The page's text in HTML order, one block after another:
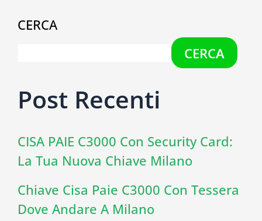
CERCA
CERCA
Post Recenti
CISA PAIE C3000 Con Security Card:
La Tua Nuova Chiave Milano
Chiave Cisa Paie C3000 Con Tessera
Dove Andare A Milano